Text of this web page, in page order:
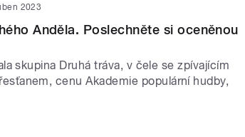
2023
Anděla. Poslechněte si oceněnou
skupina Druhá tráva, v čele se zpívajícím
cenu Akademie populární hudby,